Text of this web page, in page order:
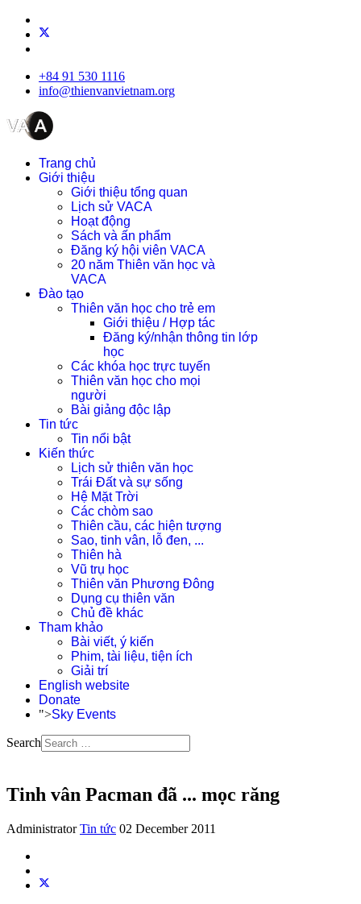
+84 91 530 1116
info@thienvanvietnam.org
Trang chủ
Giới thiệu
Giới thiệu tổng quan
Lịch sử VACA
Hoạt động
Sách và ấn phẩm
Đăng ký hội viên VACA
20 năm Thiên văn học và
VACA
Đào tạo
Thiên văn học cho trẻ em
Giới thiệu / Hợp tác
Đăng ký/nhận thông tin lớp
học
Các khóa học trực tuyến
Thiên văn học cho mọi
người
Bài giảng độc lập
Tin tức
Tin nổi bật
Kiến thức
Lịch sử thiên văn học
Trái Đất và sự sống
Hệ Mặt Trời
Các chòm sao
Thiên cầu, các hiện tượng
Sao, tinh vân, lỗ đen, ...
Thiên hà
Vũ trụ học
Thiên văn Phương Đông
Dụng cụ thiên văn
Chủ đề khác
Tham khảo
Bài viết, ý kiến
Phim, tài liệu, tiện ích
Giải trí
English website
Donate
">Sky Events
Search
Tinh vân Pacman đã ... mọc răng
Administrator Tin tức 02 December 2011